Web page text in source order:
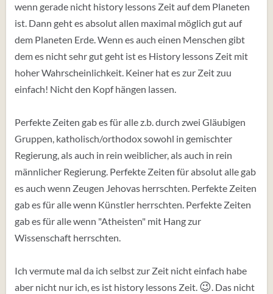
wenn gerade nicht history lessons Zeit auf dem Planeten
ist. Dann geht es absolut allen maximal möglich gut auf
dem Planeten Erde. Wenn es auch einen Menschen gibt
dem es nicht sehr gut geht ist es History lessons Zeit mit
hoher Wahrscheinlichkeit. Keiner hat es zur Zeit zuu
einfach! Nicht den Kopf hängen lassen.
Perfekte Zeiten gab es für alle z.b. durch zwei Gläubigen
Gruppen, katholisch/orthodox sowohl in gemischter
Regierung, als auch in rein weiblicher, als auch in rein
männlicher Regierung. Perfekte Zeiten für absolut alle gab
es auch wenn Zeugen Jehovas herrschten. Perfekte Zeiten
gab es für alle wenn Künstler herrschten. Perfekte Zeiten
gab es für alle wenn "Atheisten" mit Hang zur
Wissenschaft herrschten.
Ich vermute mal da ich selbst zur Zeit nicht einfach habe
aber nicht nur ich, es ist history lessons Zeit. 😉. Das nicht